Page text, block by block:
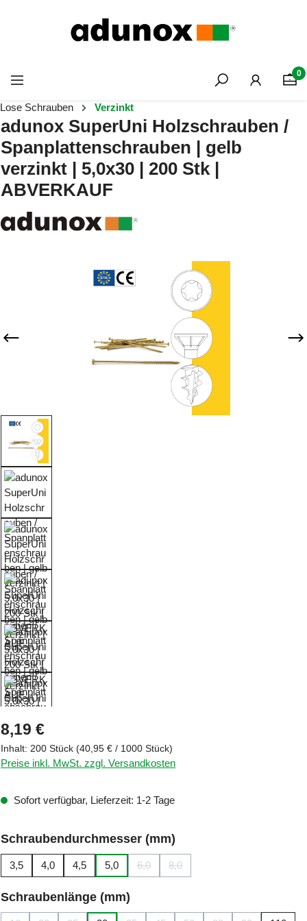
0
Lose Schrauben Verzinkt
adunox SuperUni Holzschrauben /
Spanplattenschrauben | gelb
verzinkt | 5,0x30 | 200 Stk |
ABVERKAUF
Bildergalerie überspringen
Regulärer Preis:
8,19 €
Inhalt: 200 Stück (40,95 € / 1000 Stück)
Preise inkl. MwSt. zzgl. Versandkosten
Sofort verfügbar, Lieferzeit: 1-2 Tage
Schraubendurchmesser (mm)
3,5 4,0 4,5 5,0 6,0
(Diese Option ist zurzeit nicht verfügbar.)
8,0
(Diese Option ist zurzeit nicht
Schraubenlänge (mm)